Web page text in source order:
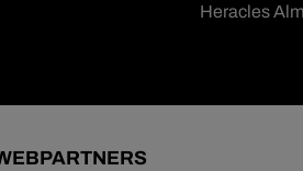
Heracles